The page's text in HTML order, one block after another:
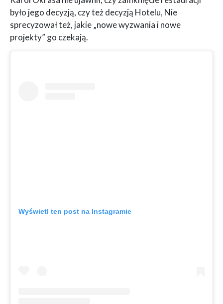
było jego decyzją, czy też decyzją Hotelu, Nie
sprecyzował też, jakie „nowe wyzwania i nowe
projekty” go czekają.
Wyświetl ten post na Instagramie